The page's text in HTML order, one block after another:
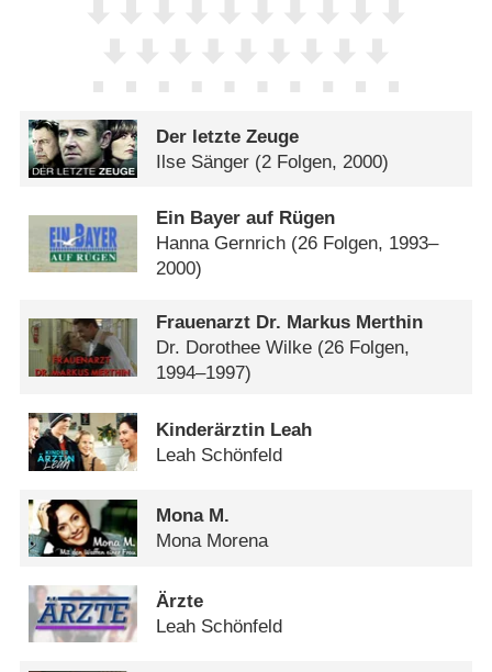
Der letzte Zeuge
Ilse Sänger (2 Folgen, 2000)
Ein Bayer auf Rügen
Hanna Gernrich (26 Folgen, 1993–
2000)
Frauenarzt Dr. Markus Merthin
Dr. Dorothee Wilke (26 Folgen,
1994–1997)
Kinderärztin Leah
Leah Schönfeld
Mona M.
Mona Morena
Ärzte
Leah Schönfeld